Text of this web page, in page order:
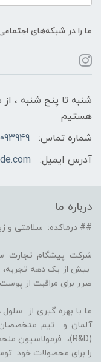
ما را در شبکه‌های
هستیم
شماره تماس:
آدرس ایمیل:
درباره ما
## درماکده: سلامتی و
شرکت پیشگام تجارت
بیش از یک دهه تجربه،
ضرر برای مراقبت از
آلمان و تیم متخصصان
را برای محصولات خود